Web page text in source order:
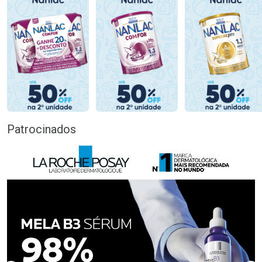
Patrocinados